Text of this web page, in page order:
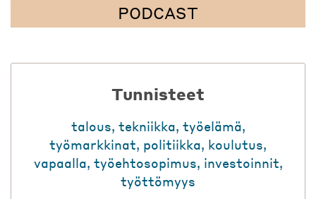
PODCAST
Tunnisteet
talous, tekniikka, työelämä,
työmarkkinat, politiikka, koulutus,
vapaalla, työehtosopimus, investoinnit,
työttömyys